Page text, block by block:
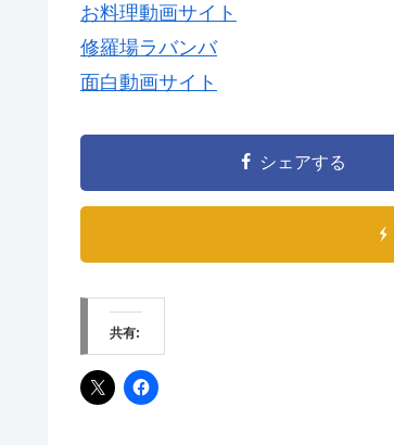
お料理動画サイト
修羅場ラバンバ
面白動画サイト
シェアする
共有: